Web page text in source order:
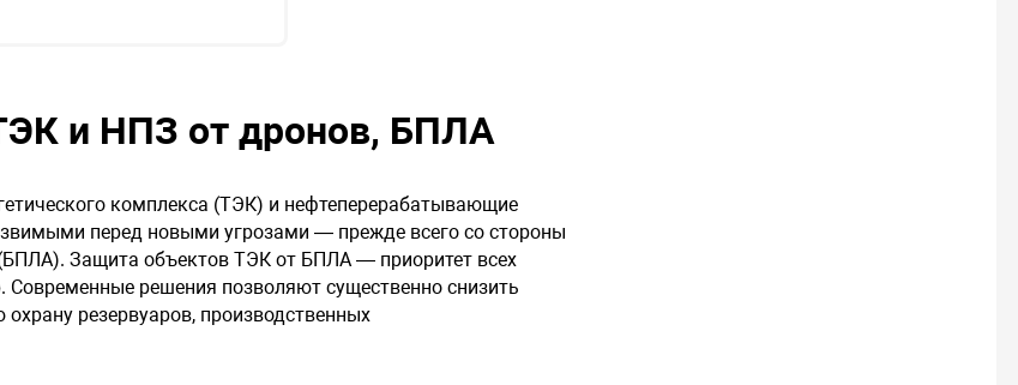
и НПЗ от дронов, БПЛА
комплекса (ТЭК) и нефтеперерабатывающие
перед новыми угрозами — прежде всего со стороны
Защита объектов ТЭК от БПЛА — приоритет всех
Современные решения позволяют существенно снизить
резервуаров, производственных